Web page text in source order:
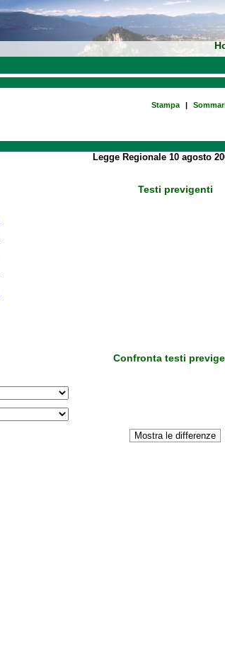
Stampa |
Legge Regionale 10 agosto
Testi previgenti
Confronta testi